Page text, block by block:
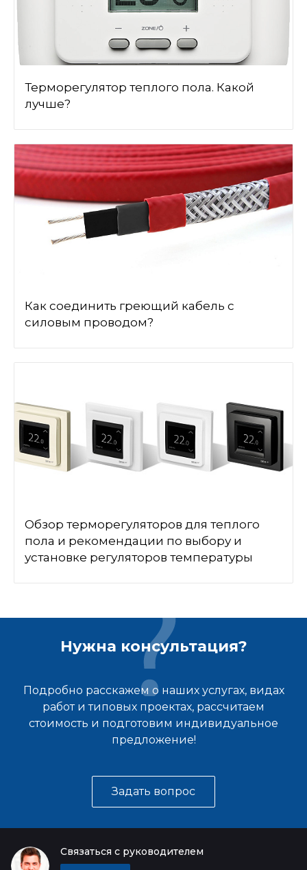
Терморегулятор теплого пола. Какой
лучше?
Как соединить греющий кабель с
силовым проводом?
Обзор терморегуляторов для теплого
пола и рекомендации по выбору и
установке регуляторов температуры
Нужна консультация?
Подробно расскажем о наших услугах, видах
работ и типовых проектах, рассчитаем
стоимость и подготовим индивидуальное
предложение!
Задать вопрос
Связаться с руководителем